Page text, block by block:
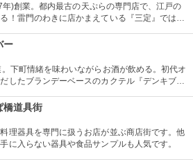
)創業。都内最古の天ぷらの専門店で、江戸の
！雷門のわきに店かまえている『三定』では特
ー
下町情緒を味わいながらお酒が飲める。初代オ
したブランデーベースのカクテル『デンキブラ
観光した際には是非立ち寄りたい。
橋道具街
理器具を専門に扱うお店が並ぶ商店街です。他
に入らない器具や食品サンプルも人気です。